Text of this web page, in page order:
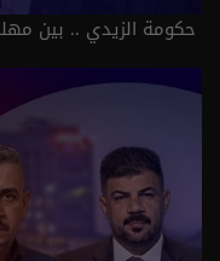
الحلقة ٥٣ | الموسم 5